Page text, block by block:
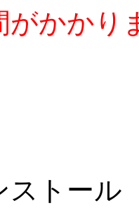
がかかり
ストール